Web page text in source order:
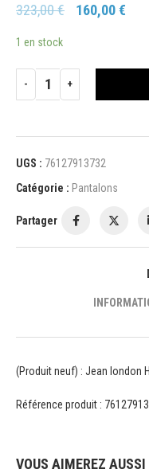
323,00€ 160,00€
1 en stock
UGS : 76127913732
Catégorie : Pantalons
Partager
(Produit neuf) : Jean london
Référence produit :
VOUS AIMEREZ AUSSI